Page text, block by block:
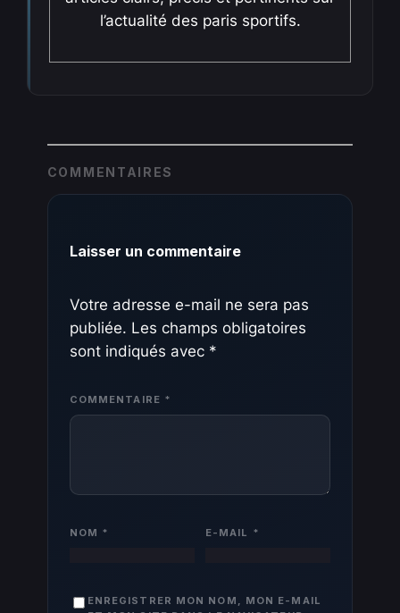
l’actualité des paris sportifs.
COMMENTAIRES
Laisser un commentaire
Votre adresse e-mail ne sera pas
publiée. Les champs obligatoires
sont indiqués avec *
COMMENTAIRE *
NOM * E-MAIL *
ENREGISTRER MON NOM, MON E-MAIL